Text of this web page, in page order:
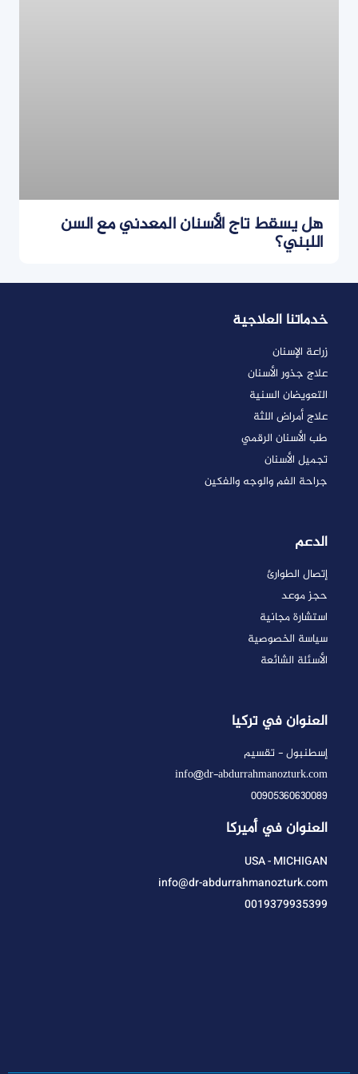
هل يسقط تاج الأسنان المعدني مع السن
اللبني؟
خدماتنا العلاجية
زراعة الإسنان
علاج جذور الأسنان
التعويضان السنية
علاج أمراض اللثة
طب الأسنان الرقمي
تجميل الأسنان
جراحة الفم والوجه والفكين
الدعم
إتصال الطوارئ
حجز موعد
استشارة مجانية
سياسة الخصوصية
الأسئلة الشائعة
العنوان في تركيا
إسطنبول - تقسيم
info@dr-abdurrahmanozturk.com
00905360630089
العنوان في أميركا
USA - MICHIGAN
info@dr-abdurrahmanozturk.com
0019379935399